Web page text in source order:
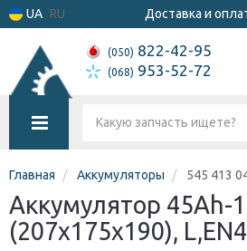
UA RU Доставка и
(050) 822-42-95
(068) 953-52-72
Главная Аккумуляторы 545 413
Аккумулятор 45Ah-
(207х175х190),